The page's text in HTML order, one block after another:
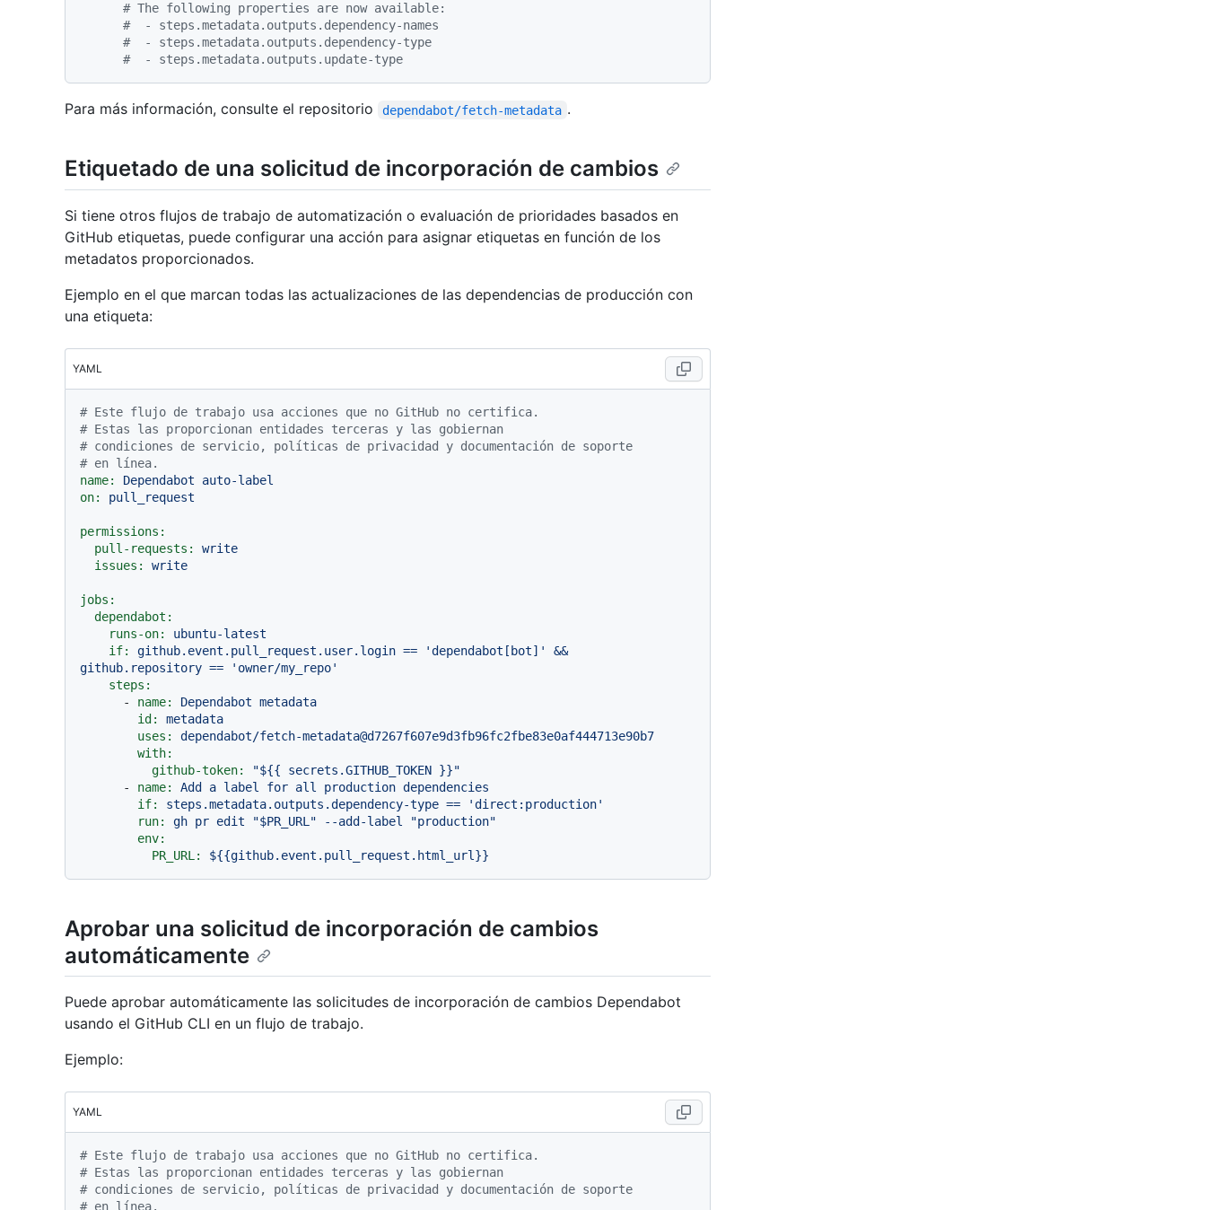
# The following properties are now available:
#  - steps.metadata.outputs.dependency-names
#  - steps.metadata.outputs.dependency-type
#  - steps.metadata.outputs.update-type
Para más información, consulte el repositorio dependabot/fetch-metadata .
Etiquetado de una solicitud de incorporación de cambios
Si tiene otros flujos de trabajo de automatización o evaluación de prioridades basados en
GitHub etiquetas, puede configurar una acción para asignar etiquetas en función de los
metadatos proporcionados.
Ejemplo en el que marcan todas las actualizaciones de las dependencias de producción con
una etiqueta:
YAML
# Este flujo de trabajo usa acciones que no GitHub no certifica.
# Estas las proporcionan entidades terceras y las gobiernan
# condiciones de servicio, políticas de privacidad y documentación de soporte
# en línea.
name:
Dependabot
auto-label
on:
pull_request
permissions:
pull-requests:
write
issues:
write
jobs:
dependabot:
runs-on:
ubuntu-latest
if:
github.event.pull_request.user.login == 'dependabot[bot]'
&&
github.repository ==
'owner/my_repo'
steps:
-
name: Dependabot metadata
id:
metadata
uses:
dependabot/fetch-metadata@d7267f607e9d3fb96fc2fbe83e0af444713e90b7
with:
github-token:
"${{ secrets.GITHUB_TOKEN }}"
-
name: Add a label for all production dependencies
if:
steps.metadata.outputs.dependency-type ==
'direct:production'
run:
gh pr edit "$PR_URL" --add-label
"production"
env:
PR_URL:
${{github.event.pull_request.html_url}}
Aprobar una solicitud de incorporación de cambios
automáticamente
Puede aprobar automáticamente las solicitudes de incorporación de cambios Dependabot
usando el GitHub CLI en un flujo de trabajo.
Ejemplo:
YAML
# Este flujo de trabajo usa acciones que no GitHub no certifica.
# Estas las proporcionan entidades terceras y las gobiernan
# condiciones de servicio, políticas de privacidad y documentación de soporte
# en línea.